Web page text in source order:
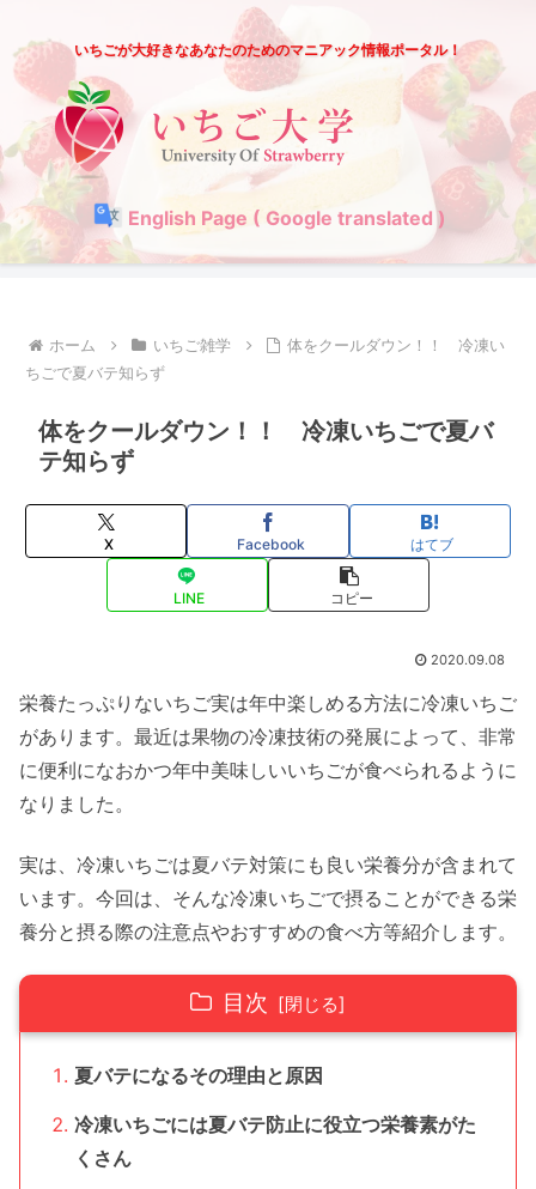
いちごが大好きなあなたのためのマニアック情報ポータル！
English Page ( Google translated )
ホーム いちご雑学
体をクールダウン！！ 冷凍い
ちごで夏バテ知らず
体をクールダウン！！ 冷凍いちごで夏バ
テ知らず
X Facebook はてブ
LINE コピー
2020.09.08
栄養たっぷりないちご実は年中楽しめる方法に冷凍いちご
があります。最近は果物の冷凍技術の発展によって、非常
に便利になおかつ年中美味しいいちごが食べられるように
なりました。
実は、冷凍いちごは夏バテ対策にも良い栄養分が含まれて
います。今回は、そんな冷凍いちごで摂ることができる栄
養分と摂る際の注意点やおすすめの食べ方等紹介します。
目次
夏バテになるその理由と原因
冷凍いちごには夏バテ防止に役立つ栄養素がた
くさん